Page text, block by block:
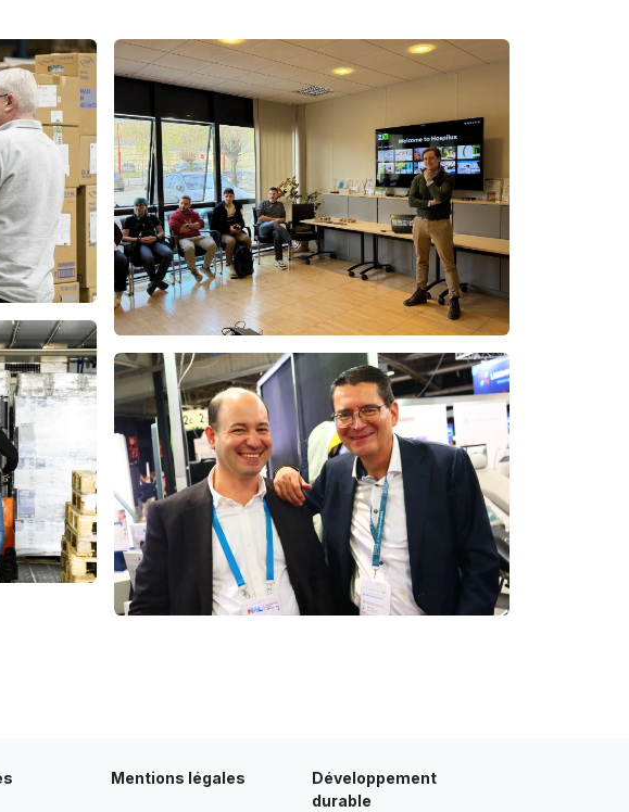
Développement
durable
Mentions légales